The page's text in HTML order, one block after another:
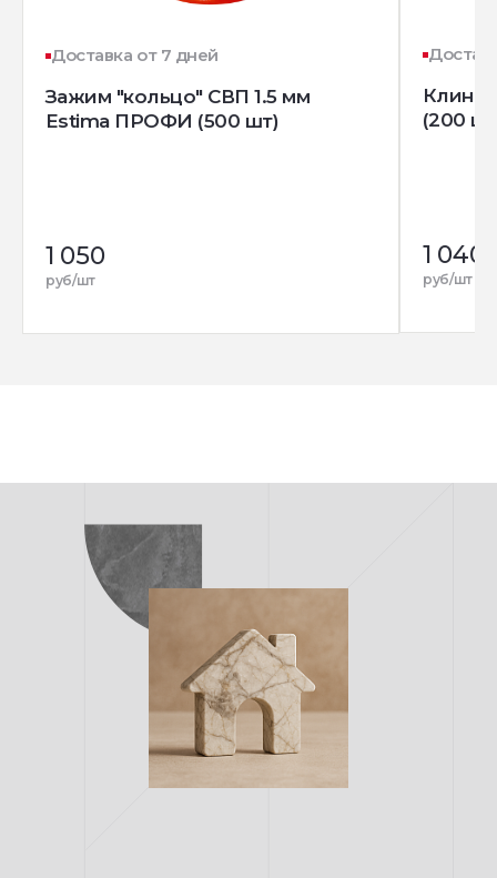
Доставка от 7 дней
Зажим "кольцо" СВП 1.5 мм
Estima ПРОФИ (500 шт)
1 050
руб/шт
Клин
(200
1 040
руб/шт